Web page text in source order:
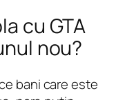
cu GTA
nou?
bani care este